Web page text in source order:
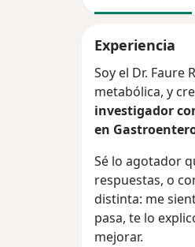
Experiencia
Soy el Dr.
metabólica, y
investigador
en
Sé lo agotador
respuestas, o
distinta: me
pasa, te lo
mejorar.